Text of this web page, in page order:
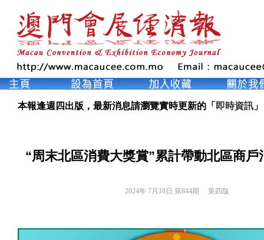
本報逢週四出版，最新消息請瀏覽實時更新的「 即時資訊 」
“周末北區消費大獎賞”累計帶動北區商戶
2024年 7月18日 第844期 第四版